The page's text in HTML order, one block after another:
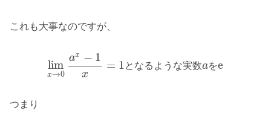
これも大事なのですが、
lim
x→0
ax − 1
x
= 1と なる よ う な実数aをe
つまり